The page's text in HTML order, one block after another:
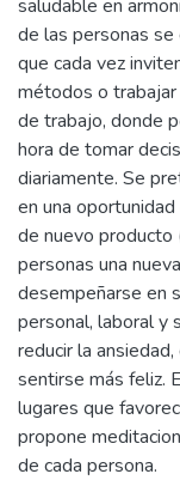
saludable en
de las personas
que cada vez
métodos o trabajar
de trabajo, donde
hora de tomar
diariamente. Se
en una
de nuevo producto
personas una
desempeñarse en
personal, laboral y
reducir la
sentirse más feliz.
lugares que
propone
de cada persona.